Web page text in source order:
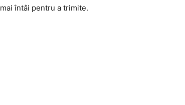
mai întâi pentru a trimite.